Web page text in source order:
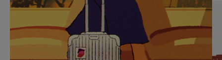
SUR
POUR
VEUILLEZ
CLIQUER
POUR